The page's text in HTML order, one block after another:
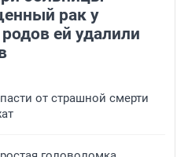
рак у
ей удалили
от страшной смерти